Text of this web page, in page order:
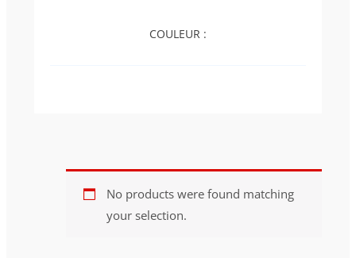
COULEUR :
No products were found matching
your selection.